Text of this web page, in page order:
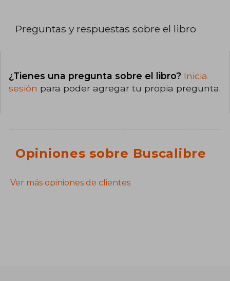
Preguntas y respuestas sobre el libro
¿Tienes una pregunta sobre el libro? Inicia
sesión para poder agregar tu propia pregunta.
Opiniones sobre Buscalibre
Ver más opiniones de clientes